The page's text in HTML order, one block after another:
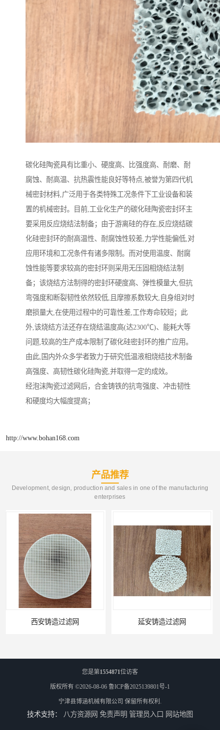
碳化硅陶瓷具有比重小、硬度高、比强度高、耐磨、耐
腐蚀、耐高温、抗热震性能良好等特点,被誉为第四代机
械密封材料,广泛用于各类特殊工况条件下工业设备和装
置的机械密封。目前,工业化生产的碳化硅陶瓷密封环主
要采用反应烧结法制备；由于游离硅的存在,反应烧结碳
化硅密封环的耐高温性、耐腐蚀性较差,力学性能偏低,对
应用环境和工况条件有诸多限制。而对使用温度、耐腐
蚀性能等要求较高的密封环则采用无压固相烧结法制
备；该烧结方法制得的密封环硬度高、弹性模量大,但抗
弯强度和断裂韧性依然较低,且摩擦系数较大,自身组对时
磨损量大,在使用过程中的可靠性差,工作寿命较短；此
外,该烧结方法还存在烧结温度高(达2300℃)、能耗大等
问题,较高的生产成本限制了碳化硅密封环的推广应用。
由此,国内外众多学者致力于研究低温液相烧结技术制备
高强度、高韧性碳化硅陶瓷,并取得一定的成效。
经泡沫陶瓷过滤网后，合金铸铁的抗弯强度、冲击韧性
和硬度均大幅度提高；
http://www.bohan168.com
产品推荐
Development, design, production and sales in one of the manufacturing
enterprises
延安铸造过滤网 喀什铸造过滤网
您是第1554871位访客
版权所有 ©2026-08-06 鲁ICP备2025139801号-1
宁津县博涵机械有限公司 保留所有权利.
技术支持： 八方资源网 免责声明 管理员入口 网站地图